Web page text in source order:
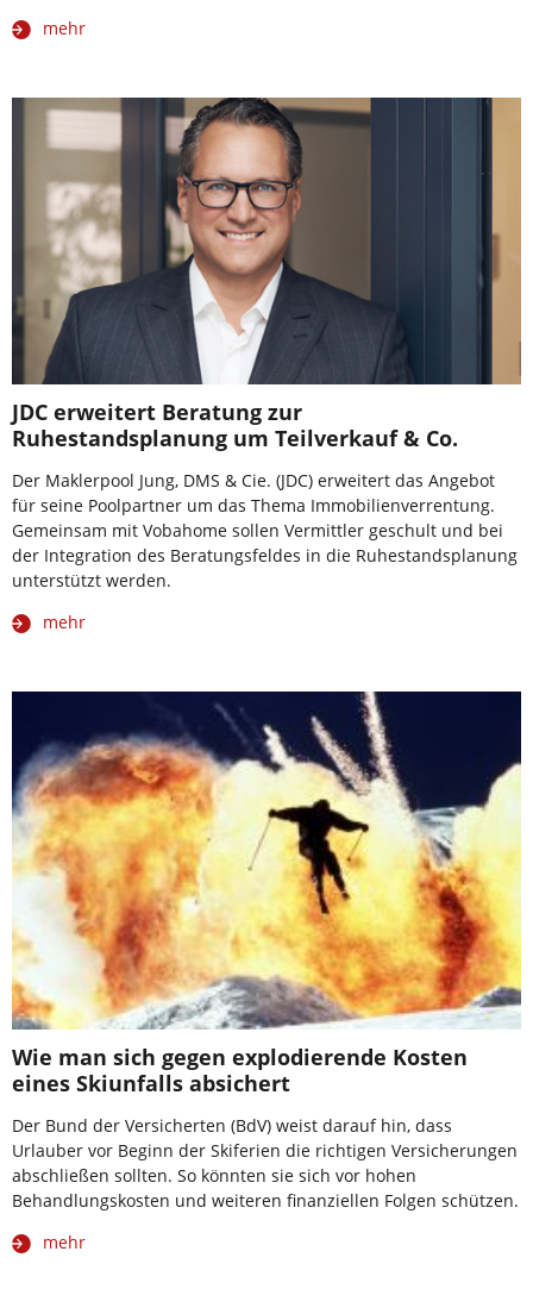
mehr
JDC erweitert Beratung zur
Ruhestandsplanung um Teilverkauf & Co.
Der Maklerpool Jung, DMS & Cie. (JDC) erweitert das Angebot
für seine Poolpartner um das Thema Immobilienverrentung.
Gemeinsam mit Vobahome sollen Vermittler geschult und bei
der Integration des Beratungsfeldes in die Ruhestandsplanung
unterstützt werden.
mehr
Wie man sich gegen explodierende Kosten
eines Skiunfalls absichert
Der Bund der Versicherten (BdV) weist darauf hin, dass
Urlauber vor Beginn der Skiferien die richtigen Versicherungen
abschließen sollten. So könnten sie sich vor hohen
Behandlungskosten und weiteren finanziellen Folgen schützen.
mehr